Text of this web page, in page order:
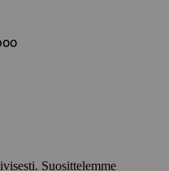
Suosittelemme